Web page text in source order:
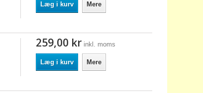
Læg i kurv Mere
259,00 kr inkl. moms
Læg i kurv Mere